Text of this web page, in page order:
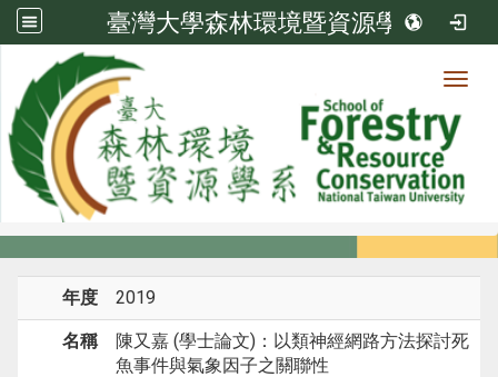
臺灣大學森林環境暨資源學系
系所成員
系所成員
年度 2019
名稱
陳又嘉 (學士論文)：以類神經網路方法探討死
魚事件與氣象因子之關聯性